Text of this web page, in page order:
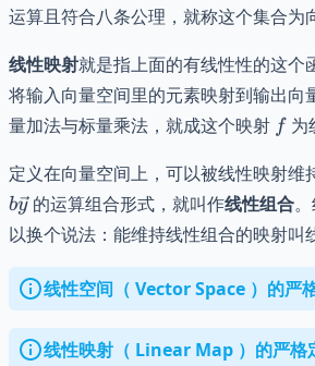
运算且符合八条公理，就称这个集合为
线性映射就是指上面的有线性性的这个
将输入向量空间里的元素映射到输出向
量加法与标量乘法，就成这个映射 ff 为
定义在向量空间上，可以被线性映射维
by的运算组合形式，就叫作线性组合
以换个说法：能维持线性组合的映射叫
线性空间（ Vector Space ）的严
线性映射（ Linear Map ）的严格